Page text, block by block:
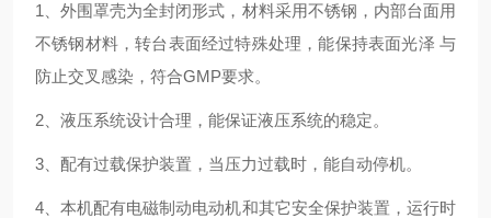
1、外围罩壳为全封闭形式，材料采用不锈钢，内部台面用
不锈钢材料，转台表面经过特殊处理，能保持表面光泽 与
防止交叉感染，符合GMP要求。
2、液压系统设计合理，能保证液压系统的稳定。
3、配有过载保护装置，当压力过载时，能自动停机。
4、本机配有电磁制动电动机和其它安全保护装置，运行时